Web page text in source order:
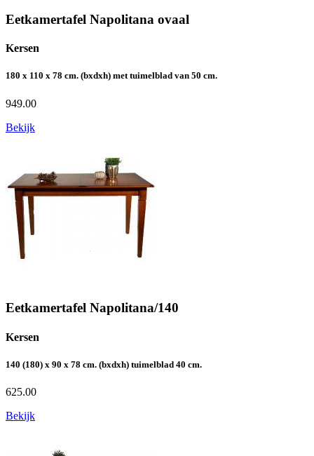
Eetkamertafel Napolitana ovaal
Kersen
180 x 110 x 78 cm. (bxdxh) met tuimelblad van 50 cm.
949.00
Bekijk
Eetkamertafel Napolitana/140
Kersen
140 (180) x 90 x 78 cm. (bxdxh) tuimelblad 40 cm.
625.00
Bekijk